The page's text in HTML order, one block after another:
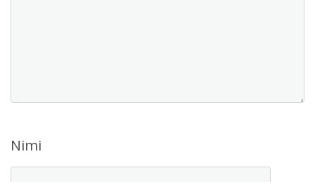
Nimi